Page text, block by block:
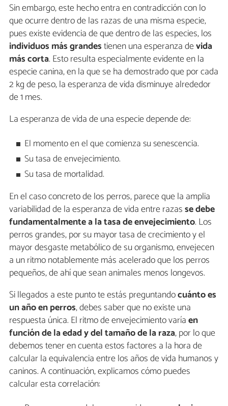
Sin embargo, este hecho entra en contradicción con lo
que ocurre dentro de las razas de una misma especie,
pues existe evidencia de que dentro de las especies, los
individuos más grandestienen una esperanza devida
más corta. Esto resulta especialmente evidente en la
especie canina, en la que se ha demostrado que por cada
2 kg de peso, la esperanza de vida disminuye alrededor
de 1 mes.
La esperanza de vida de una especie depende de:
El momento en el que comienza su senescencia.
Su tasa de envejecimiento.
Su tasa de mortalidad.
En el caso concreto de los perros, parece que la amplia
variabilidad de la esperanza de vida entre razasse debe
fundamentalmente a la tasa de envejecimiento. Los
perros grandes, por su mayor tasa de crecimiento y el
mayor desgaste metabólico de su organismo, envejecen
a un ritmo notablemente más acelerado que los perros
pequeños, de ahí que sean animales menos longevos.
Si llegados a este punto te estás preguntandocuánto es
un año en perros, debes saber que no existe una
respuesta única. El ritmo de envejecimiento varíaen
función de la edad y del tamaño de la raza, por lo que
debemos tener en cuenta estos factores a la hora de
calcular la equivalencia entre los años de vida humanos y
caninos. A continuación, explicamos cómo puedes
calcular esta correlación: